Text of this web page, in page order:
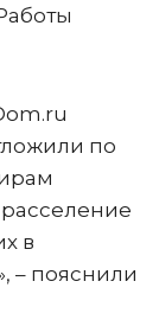
по
в
– пояснили